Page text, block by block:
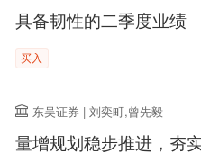
具备韧性的二季度业绩
买入
东吴证券 | 刘奕町,曾先毅
量增规划稳步推进，夯